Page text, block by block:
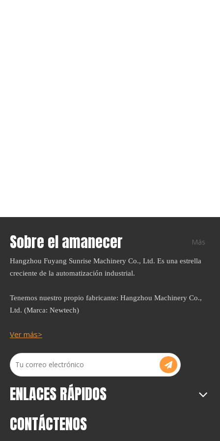
Sobre el amanecer Más
Hangzhou Fuyang Sunrise Machinery Co., Ltd. Es una estrella
creciente de la automatización industrial.
Tenemos nuestro propio fabricante: Hangzhou Machinery Co.,
Ltd. (Marca: Newtech)
Ver más>
ENLACES RÁPIDOS
CONTÁCTENOS